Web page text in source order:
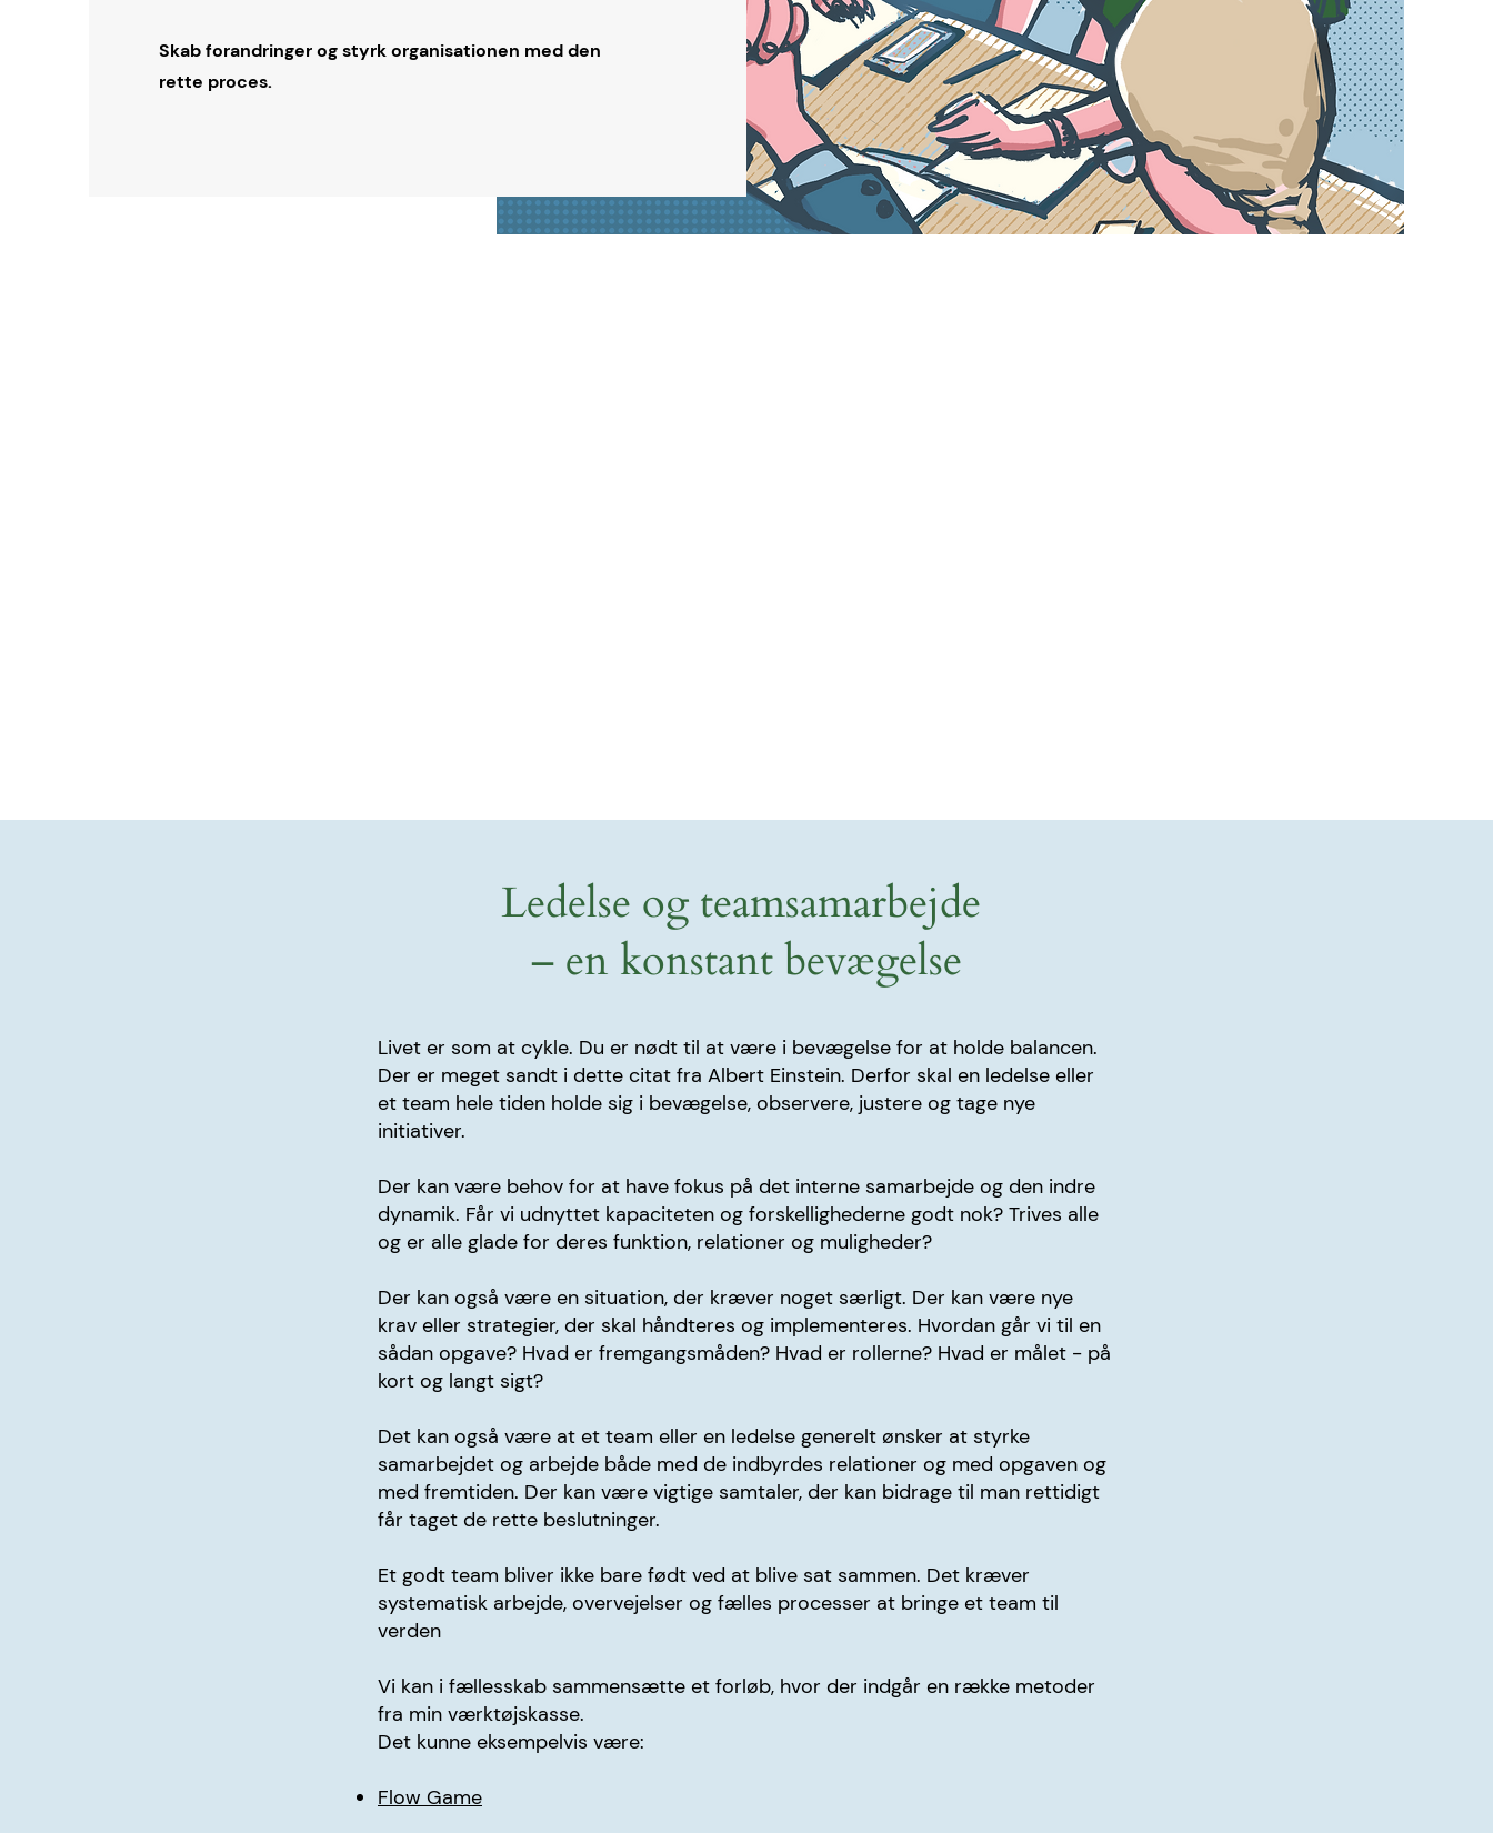
Skab forandringer og styrk organisationen med den
rette proces.
Ledelse og teamsamarbejde
– en konstant bevægelse
Livet er som at cykle. Du er nødt til at være i bevægelse for at holde balancen.
Der er meget sandt i dette citat fra Albert Einstein. Derfor skal en ledelse eller
et team hele tiden holde sig i bevægelse, observere, justere og tage nye
initiativer.
Der kan være behov for at have fokus på det interne samarbejde og den indre
dynamik. Får vi udnyttet kapaciteten og forskellighederne godt nok? Trives alle
og er alle glade for deres funktion, relationer og muligheder?
Der kan også være en situation, der kræver noget særligt. Der kan være nye
krav eller strategier, der skal håndteres og implementeres. Hvordan går vi til en
sådan opgave? Hvad er fremgangsmåden? Hvad er rollerne? Hvad er målet - på
kort og langt sigt?
Det kan også være at et team eller en ledelse generelt ønsker at styrke
samarbejdet og arbejde både med de indbyrdes relationer og med opgaven og
med fremtiden. Der kan være vigtige samtaler, der kan bidrage til man rettidigt
får taget de rette beslutninger.
Et godt team bliver ikke bare født ved at blive sat sammen. Det kræver
systematisk arbejde, overvejelser og fælles processer at bringe et team til
verden
Vi kan i fællesskab sammensætte et forløb, hvor der indgår en række metoder
fra min værktøjskasse.
Det kunne eksempelvis være:
Flow Game